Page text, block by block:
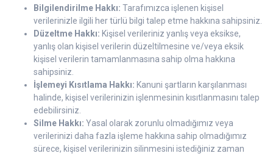
Bilgilendirilme Hakkı: Tarafımızca işlenen kişisel
verilerinizle ilgili her türlü bilgi talep etme hakkına sahipsiniz.
Düzeltme Hakkı: Kişisel verileriniz yanlış veya eksikse,
yanlış olan kişisel verilerin düzeltilmesine ve/veya eksik
kişisel verilerin tamamlanmasına sahip olma hakkına
sahipsiniz.
İşlemeyi Kısıtlama Hakkı: Kanuni şartların karşılanması
halinde, kişisel verilerinizin işlenmesinin kısıtlanmasını talep
edebilirsiniz.
Silme Hakkı: Yasal olarak zorunlu olmadığımız veya
verilerinizi daha fazla işleme hakkına sahip olmadığımız
sürece, kişisel verilerinizin silinmesini istediğiniz zaman